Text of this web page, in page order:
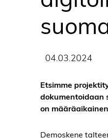
04.03.2024
Etsimme
dokumentoidaan
on
Demoskene